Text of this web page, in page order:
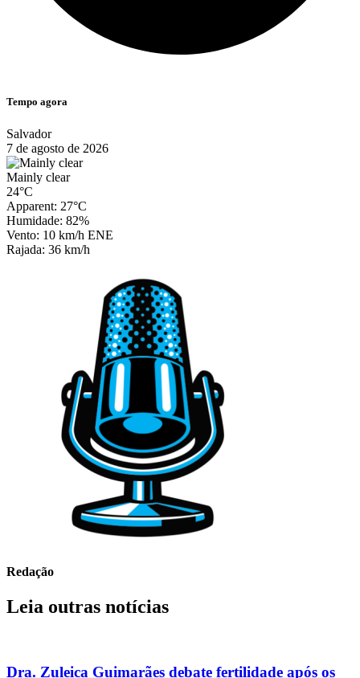
Tempo agora
Salvador
7 de agosto de 2026
Mainly clear
24°C
Apparent: 27°C
Humidade: 82%
Vento: 10 km/h ENE
Rajada: 36 km/h
Redação
Leia outras notícias
Dra. Zuleica Guimarães debate fertilidade após os